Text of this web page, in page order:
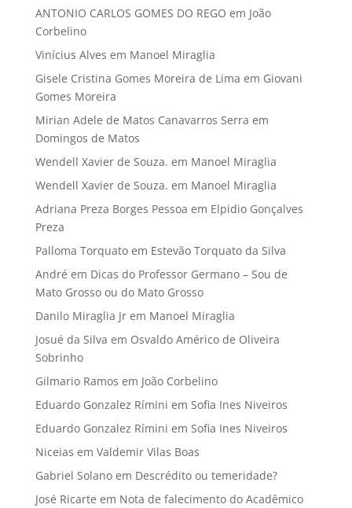
ANTONIO CARLOS GOMES DO REGO em João
Corbelino
Vinícius Alves em Manoel Miraglia
Gisele Cristina Gomes Moreira de Lima em Giovani
Gomes Moreira
Mirian Adele de Matos Canavarros Serra em
Domingos de Matos
Wendell Xavier de Souza. em Manoel Miraglia
Wendell Xavier de Souza. em Manoel Miraglia
Adriana Preza Borges Pessoa em Elpidio Gonçalves
Preza
Palloma Torquatoem Estevão Torquato da Silva
André em Dicas do Professor Germano – Sou de
Mato Grosso ou do Mato Grosso
Danilo Miraglia Jrem Manoel Miraglia
Josué da Silva em Osvaldo Américo de Oliveira
Sobrinho
Gilmario Ramos em João Corbelino
Eduardo Gonzalez Rímini em Sofia Ines Niveiros
Eduardo Gonzalez Rímini em Sofia Ines Niveiros
Niceias em Valdemir Vilas Boas
Gabriel Solanoem Descrédito ou temeridade?
José Ricarte em Nota de falecimento do Acadêmico